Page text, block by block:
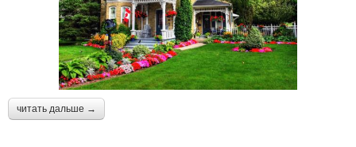
читать дальше →